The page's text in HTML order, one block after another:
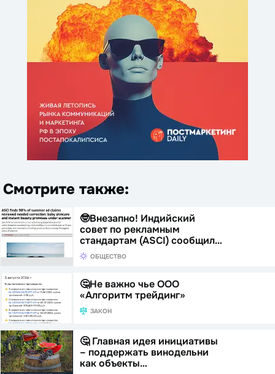
Смотрите также:
🤓Внезапно! Индийский
совет по рекламным
стандартам (ASCI) сообщил…
ОБЩЕСТВО
🤔Не важно чье ООО
«Алгоритм трейдинг»
ЗАКОН
🤔 Главная идея инициативы
– поддержать винодельни
как объекты…